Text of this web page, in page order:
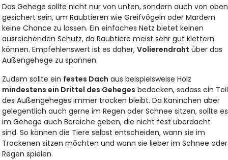
Das Gehege sollte nicht nur von unten, sondern auch von oben
gesichert sein, um Raubtieren wie Greifvögeln oder Mardern
keine Chance zu lassen. Ein einfaches Netz bietet keinen
ausreichenden Schutz, da Raubtiere meist sehr gut klettern
können. Empfehlenswert ist es daher,Volierendraht über das
Außengehege zu spannen.
Zudem sollte ein festes Dach aus beispielsweise Holz
mindestens ein Drittel des Geheges bedecken, sodass ein Teil
des Außengeheges immer trocken bleibt. Da Kaninchen aber
gelegentlich auch gerne im Regen oder Schnee sitzen, sollte es
im Gehege auch Bereiche geben, die nicht fest überdacht
sind. So können die Tiere selbst entscheiden, wann sie im
Trockenen sitzen möchten und wann sie lieber im Schnee oder
Regen spielen.